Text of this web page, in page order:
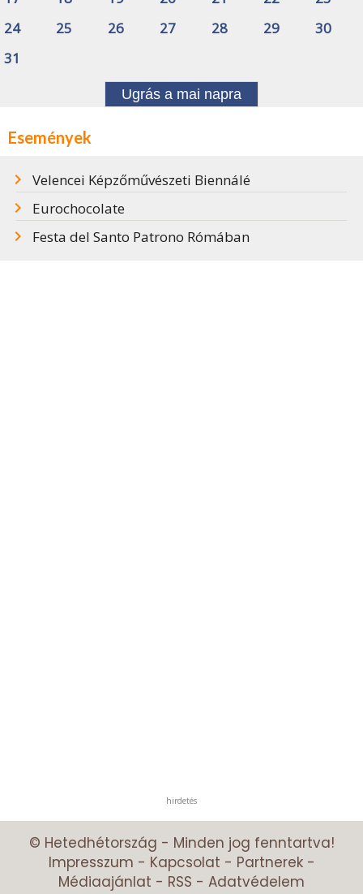
24
25 26 27 28 29
30
31
Ugrás a mai napra
Események
Velencei Képzőművészeti Biennálé
Eurochocolate
Festa del Santo Patrono Rómában
hirdetés
© Hetedhétország - Minden jog fenntartva!
Impresszum - Kapcsolat - Partnerek-
Médiaajánlat - RSS - Adatvédelem